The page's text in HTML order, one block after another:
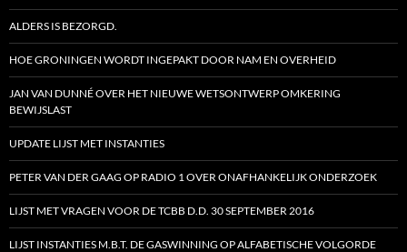
ALDERS IS BEZORGD.
HOE GRONINGEN WORDT INGEPAKT DOOR NAM EN OVERHEID
JAN VAN DUNNÉ OVER HET NIEUWE WETSONTWERP OMKERING
BEWIJSLAST
UPDATE LIJST MET INSTANTIES
PETER VAN DER GAAG OP RADIO 1 OVER ONAFHANKELIJK ONDERZOEK
LIJST MET VRAGEN VOOR DE TCBB D.D. 30 SEPTEMBER 2016
LIJST INSTANTIES M.B.T. DE GASWINNING OP ALFABETISCHE VOLGORDE